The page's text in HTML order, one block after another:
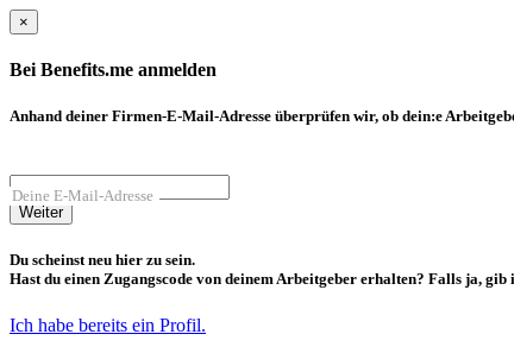
×
Bei Benefits.me anmelden
Anhand deiner Firmen-E-Mail-Adresse überprüfen wir, ob dein:e
Deine E-Mail-Adresse
Weiter
Du scheinst neu hier zu sein.
Hast du einen Zugangscode von deinem Arbeitgeber erhalten? Falls ja,
Ich habe bereits ein Profil.